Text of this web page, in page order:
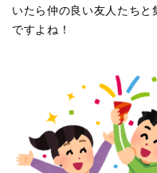
いたら仲の良い友人たち
ですよね！